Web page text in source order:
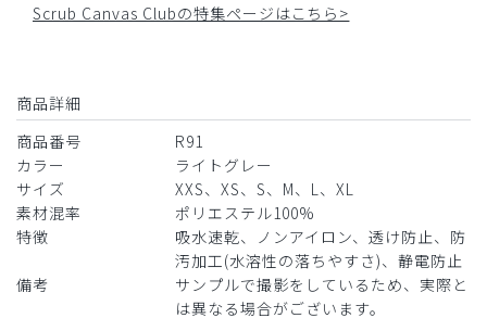
Scrub Canvas Clubの特集ページはこちら>
商品詳細
商品番号
R91
カラー
ライトグレー
サイズ
XXS、XS、S、M、L、XL
素材混率
ポリエステル100%
特徴
吸水速乾、ノンアイロン、透け防止、防
汚加工(水溶性の落ちやすさ)、静電防止
備考
サンプルで撮影をしているため、実際と
は異なる場合がございます。